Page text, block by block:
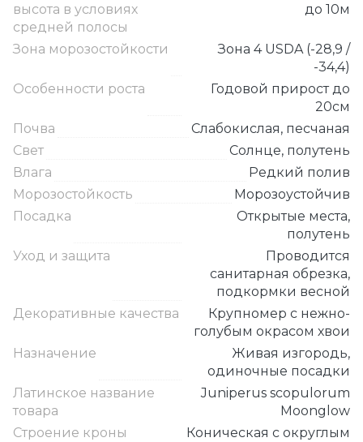
высота в условиях
средней полосы
до 10м
Зона морозостойкости
Зона 4 USDA (-28,9 /
-34,4)
Особенности роста
Годовой прирост до
20см
Почва
Слабокислая, песчаная
Свет
Солнце, полутень
Влага
Редкий полив
Морозостойкость
Морозоустойчив
Посадка
Открытые места,
полутень
Уход и защита
Проводится
санитарная обрезка,
подкормки весной
Декоративные качества
Крупномер с нежно-
голубым окрасом хвои
Назначение
Живая изгородь,
одиночные посадки
Латинское название
товара
Juniperus scopulorum
Moonglow
Строение кроны
Коническая с округлым